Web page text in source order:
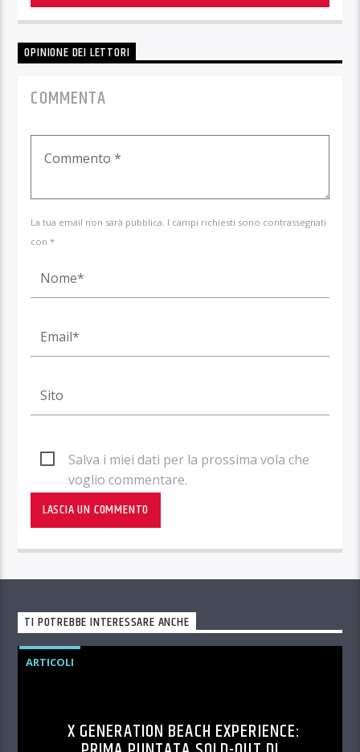
OPINIONE DEI LETTORI
COMMENTA
La tua email non sarà pubblica. I campi richiesti sono contrassegnati
con *
Salva i miei dati per la prossima vola che
voglio commentare.
TI POTREBBE INTERESSARE ANCHE
ARTICOLI
X GENERATION BEACH EXPERIENCE: